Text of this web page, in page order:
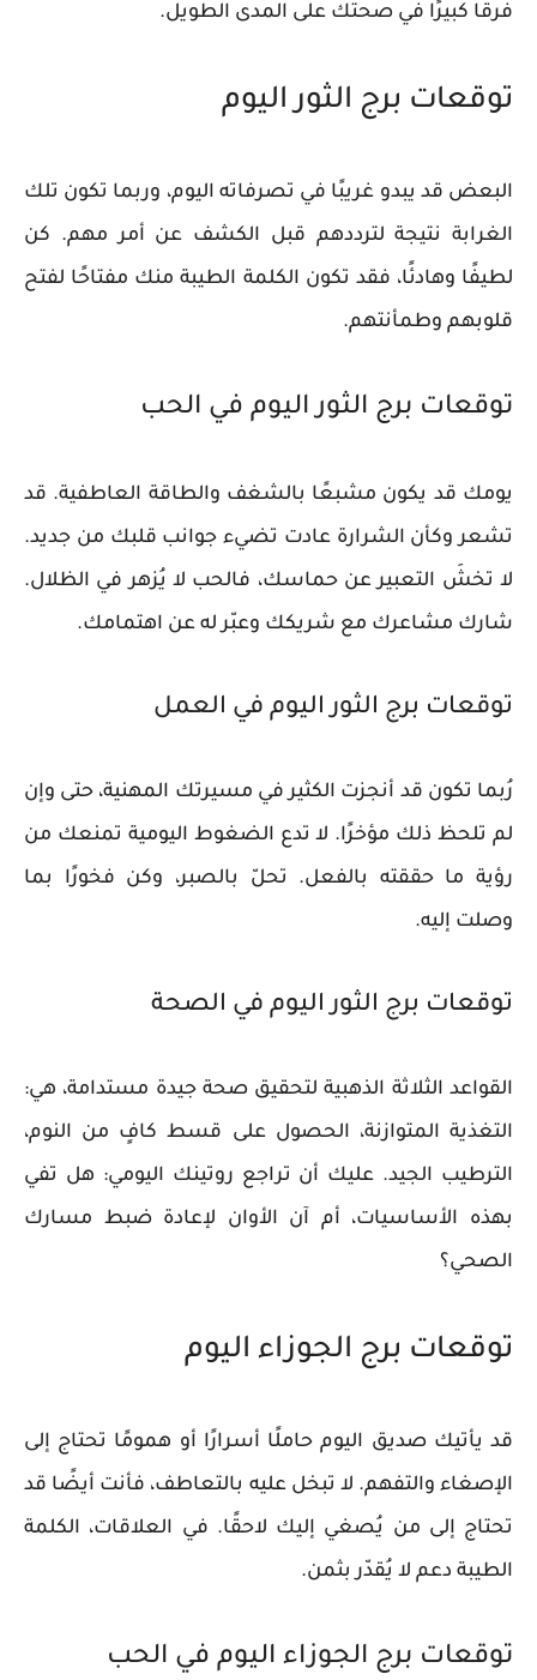
فرقًا كبيرًا في صحتك على المدى الطويل.
توقعات برج الثور اليوم
البعض قد يبدو غريبًا في تصرفاته اليوم، وربما تكون تلك
الغرابة نتيجة لترددهم قبل الكشف عن أمر مهم. كن
لطيفًا وهادئًا، فقد تكون الكلمة الطيبة منك مفتاحًا لفتح
قلوبهم وطمأنتهم.
توقعات برج الثور اليوم في الحب
يومك قد يكون مشبعًا بالشغف والطاقة العاطفية. قد
تشعر وكأن الشرارة عادت تضيء جوانب قلبك من جديد.
لا تخشَ التعبير عن حماسك، فالحب لا يُزهر في الظلال.
شارك مشاعرك مع شريكك وعبّر له عن اهتمامك.
توقعات برج الثور اليوم في العمل
رُبما تكون قد أنجزت الكثير في مسيرتك المهنية، حتى وإن
لم تلحظ ذلك مؤخرًا. لا تدع الضغوط اليومية تمنعك من
رؤية ما حققته بالفعل. تحلّ بالصبر، وكن فخورًا بما
وصلت إليه.
توقعات برج الثور اليوم في الصحة
القواعد الثلاثة الذهبية لتحقيق صحة جيدة مستدامة، هي:
التغذية المتوازنة، الحصول على قسط كافٍ من النوم،
الترطيب الجيد. عليك أن تراجع روتينك اليومي: هل تفي
بهذه الأساسيات، أم آن الأوان لإعادة ضبط مسارك
الصحي؟
توقعات برج الجوزاء اليوم
قد يأتيك صديق اليوم حاملًا أسرارًا أو همومًا تحتاج إلى
الإصغاء والتفهم. لا تبخل عليه بالتعاطف، فأنت أيضًا قد
تحتاج إلى من يُصغي إليك لاحقًا. في العلاقات، الكلمة
الطيبة دعم لا يُقدّر بثمن.
توقعات برج الجوزاء اليوم في الحب